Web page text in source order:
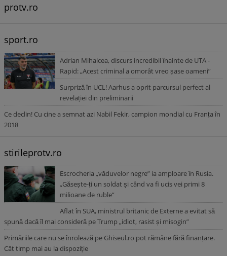
protv.ro
sport.ro
Adrian Mihalcea, discurs incredibil înainte de UTA -
Rapid: „Acest criminal a omorât vreo șase oameni”
Surpriză în UCL! Aarhus a oprit parcursul perfect al
revelației din preliminarii
Ce declin! Cu cine a semnat azi Nabil Fekir, campion mondial cu Franța în
2018
stirileprotv.ro
Escrocheria „văduvelor negre” ia amploare în Rusia.
„Găsește-ți un soldat și când va fi ucis vei primi 8
milioane de ruble”
Aflat în SUA, ministrul britanic de Externe a evitat să
spună dacă îl mai consideră pe Trump „idiot, rasist și misogin”
Primăriile care nu se înrolează pe Ghiseul.ro pot rămâne fără finanțare.
Cât timp mai au la dispoziție